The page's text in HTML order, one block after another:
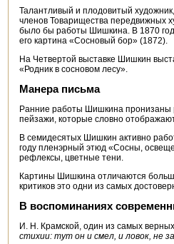
Талантливый и плодовитый
членов Товарищества передвижных
было бы работы Шишкина. В 1870
его картина «Сосновый бор» (1872).
На Четвертой выставке Шишкин
«Родник в сосновом лесу».
Манера письма
Ранние работы Шишкина пронизаны
пейзажи, которые словно
В семидесятых Шишкин активно
году пленэрный этюд «Сосны,
рефлексы, цветные тени.
Картины Шишкина отличаются
критиков это одни из самых
В воспоминаниях
И. Н. Крамской, один из самых
стихии: тут он и смел, и ловок, не